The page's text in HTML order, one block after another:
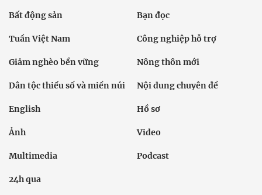
Bất động sản Bạn đọc
Tuần Việt Nam Công nghiệp hỗ trợ
Giảm nghèo bền vững Nông thôn mới
Dân tộc thiểu số và miền núi Nội dung chuyên đề
English Hồ sơ
Ảnh Video
Multimedia Podcast
24h qua